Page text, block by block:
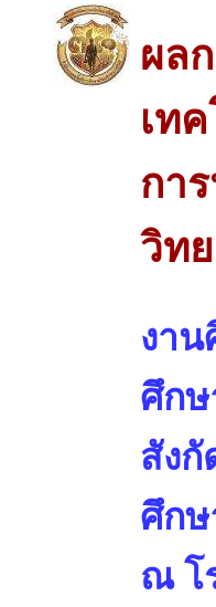
ผล
เท
กา
วิท
งา
ศึกษ
สัง
ศึก
ณ โ